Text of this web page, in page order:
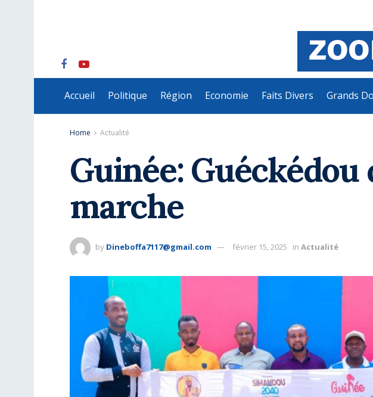
Accueil Politique Région Economie Faits Divers Grands
Home Actualité
Guinée: Guéckédou
marche
by Dineboffa7117@gmail.com février 15, 2025 in Actualité